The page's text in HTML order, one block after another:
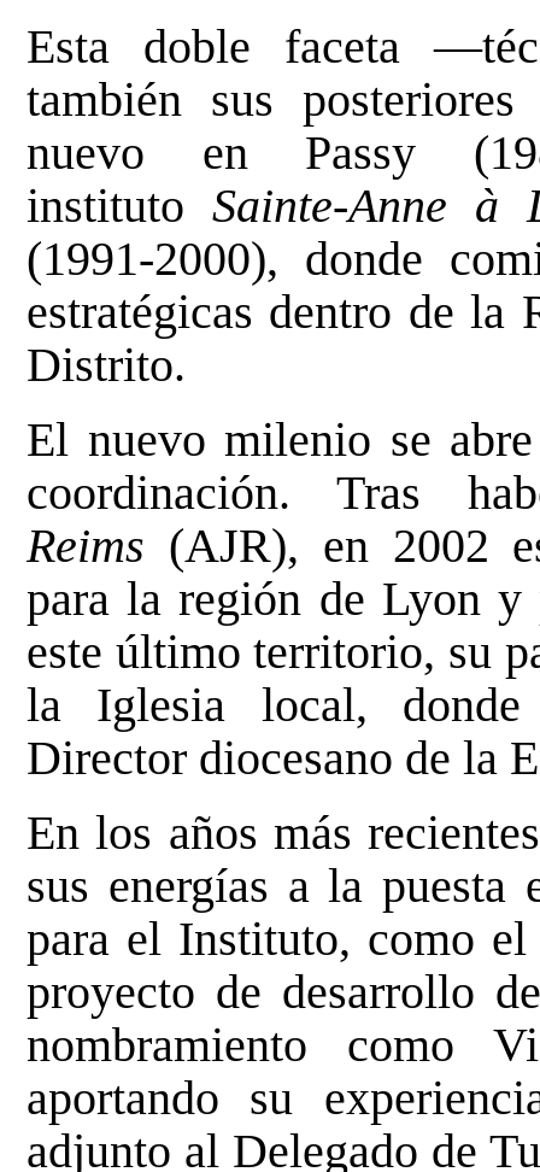
Esta doble faceta
también sus
nuevo en Passy
instituto Sainte-Anne à
(1991-2000), donde
estratégicas dentro de la
Distrito.
El nuevo milenio se
coordinación. Tras
Reims (AJR), en 2002
para la región de Lyon
este último territorio, su
la Iglesia local, donde
Director diocesano de la
En los años más
sus energías a la puesta
para el Instituto, como
proyecto de desarrollo
nombramiento como
aportando su
adjunto al Delegado de